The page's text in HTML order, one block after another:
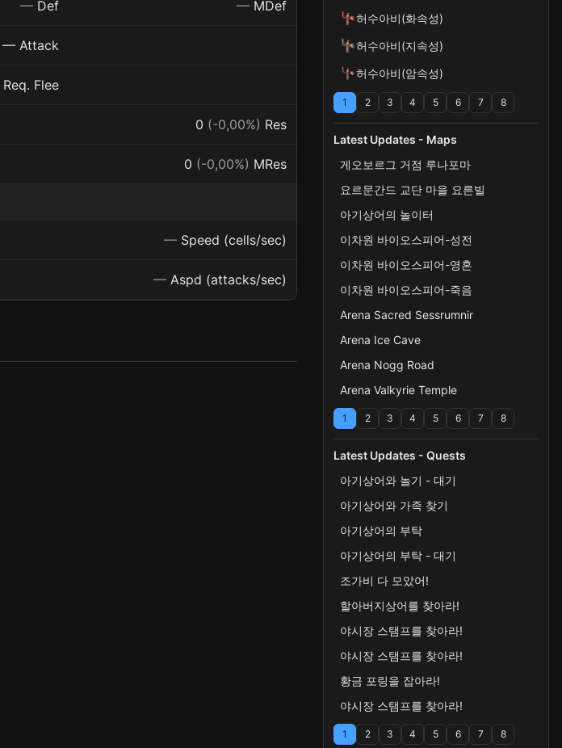
— Def — MDef
— Attack
Req. Flee
0 (-0,00%) Res
0 (-0,00%) MRes
— Speed (cells/sec)
— Aspd (attacks/sec)
허수아비(화속성)
허수아비(지속성)
허수아비(암속성)
1 2 3 4 5 6 7 8
Latest Updates - Maps
게오보르그 거점 루나포마
요르문간드 교단 마을 요른빌
아기상어의 놀이터
이차원 바이오스피어-성전
이차원 바이오스피어-영혼
이차원 바이오스피어-죽음
Arena Sacred Sessrumnir
Arena Ice Cave
Arena Nogg Road
Arena Valkyrie Temple
1 2 3 4 5 6 7 8
Latest Updates - Quests
아기상어와 놀기 - 대기
아기상어와 가족 찾기
아기상어의 부탁
아기상어의 부탁 - 대기
조가비 다 모았어!
할아버지상어를 찾아라!
야시장 스탬프를 찾아라!
야시장 스탬프를 찾아라!
황금 포링을 잡아라!
야시장 스탬프를 찾아라!
1 2 3 4 5 6 7 8